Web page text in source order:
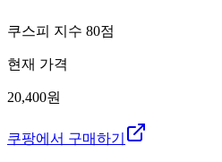
쿠스피 지수 80점
현재 가격
20,400원
쿠팡에서 구매하기